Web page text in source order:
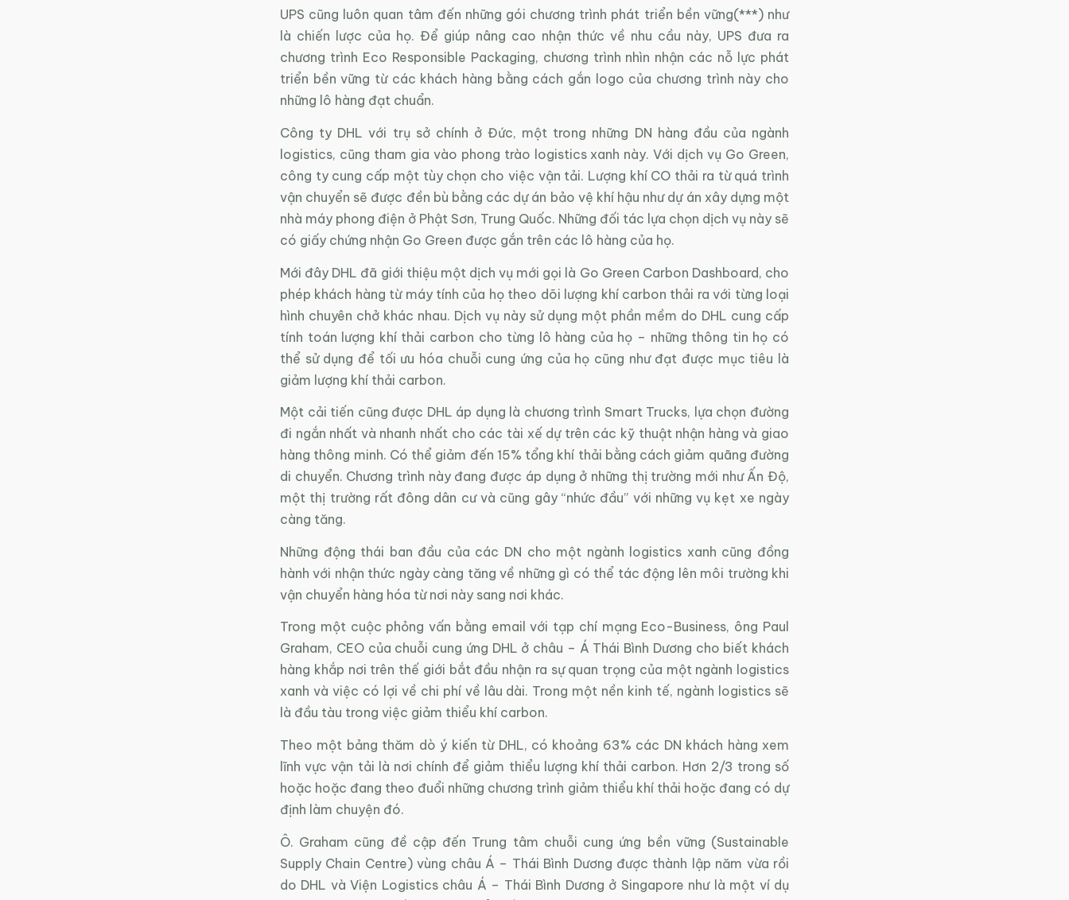
UPS cũng luôn quan tâm đến những gói chương trình phát triển bền vững(***) như
là chiến lược của họ. Để giúp nâng cao nhận thức về nhu cầu này, UPS đưa ra
chương trình Eco Responsible Packaging, chương trình nhìn nhận các nỗ lực phát
triển bền vững từ các khách hàng bằng cách gắn logo của chương trình này cho
những lô hàng đạt chuẩn.
Công ty DHL với trụ sở chính ở Đức, một trong những DN hàng đầu của ngành
logistics, cũng tham gia vào phong trào logistics xanh này. Với dịch vụ Go Green,
công ty cung cấp một tùy chọn cho việc vận tải. Lượng khí CO thải ra từ quá trình
vận chuyển sẽ được đền bù bằng các dự án bảo vệ khí hậu như dự án xây dựng một
nhà máy phong điện ở Phật Sơn, Trung Quốc. Những đối tác lựa chọn dịch vụ này sẽ
có giấy chứng nhận Go Green được gắn trên các lô hàng của họ.
Mới đây DHL đã giới thiệu một dịch vụ mới gọi là Go Green Carbon Dashboard, cho
phép khách hàng từ máy tính của họ theo dõi lượng khí carbon thải ra với từng loại
hình chuyên chở khác nhau. Dịch vụ này sử dụng một phần mềm do DHL cung cấp
tính toán lượng khí thải carbon cho từng lô hàng của họ – những thông tin họ có
thể sử dụng để tối ưu hóa chuỗi cung ứng của họ cũng như đạt được mục tiêu là
giảm lượng khí thải carbon.
Một cải tiến cũng được DHL áp dụng là chương trình Smart Trucks, lựa chọn đường
đi ngắn nhất và nhanh nhất cho các tài xế dự trên các kỹ thuật nhận hàng và giao
hàng thông minh. Có thể giảm đến 15% tổng khí thải bằng cách giảm quãng đường
di chuyển. Chương trình này đang được áp dụng ở những thị trường mới như Ấn Độ,
một thị trường rất đông dân cư và cũng gây “nhức đầu” với những vụ kẹt xe ngày
càng tăng.
Những động thái ban đầu của các DN cho một ngành logistics xanh cũng đồng
hành với nhận thức ngày càng tăng về những gì có thể tác động lên môi trường khi
vận chuyển hàng hóa từ nơi này sang nơi khác.
Trong một cuộc phỏng vấn bằng email với tạp chí mạng Eco-Business, ông Paul
Graham, CEO của chuỗi cung ứng DHL ở châu – Á Thái Bình Dương cho biết khách
hàng khắp nơi trên thế giới bắt đầu nhận ra sự quan trọng của một ngành logistics
xanh và việc có lợi về chi phí về lâu dài. Trong một nền kinh tế, ngành logistics sẽ
là đầu tàu trong việc giảm thiểu khí carbon.
Theo một bảng thăm dò ý kiến từ DHL, có khoảng 63% các DN khách hàng xem
lĩnh vực vận tải là nơi chính để giảm thiểu lượng khí thải carbon. Hơn 2/3 trong số
hoặc hoặc đang theo đuổi những chương trình giảm thiểu khí thải hoặc đang có dự
định làm chuyện đó.
Ô. Graham cũng đề cập đến Trung tâm chuỗi cung ứng bền vững (Sustainable
Supply Chain Centre) vùng châu Á – Thái Bình Dương được thành lập năm vừa rồi
do DHL và Viện Logistics châu Á – Thái Bình Dương ở Singapore như là một ví dụ